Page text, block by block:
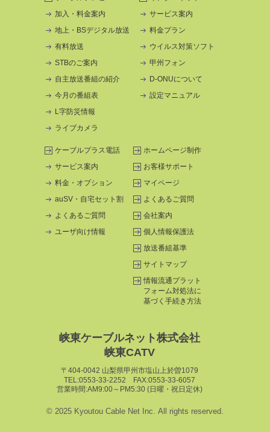
加入・料金案内
地上・BSデジタル放送
有料放送
STBのご案内
自主放送番組の紹介
今月の番組表
L字防災情報
ライブカメラ
サービス案内
料金プラン
ウイルス対策ソフト
甲州フォン
D-ONUについて
設定マニュアル
ケーブルプラス電話
サービス案内
料金・オプション
auSV・自宅セット割
よくあるご質問
ユーザ向け情報
ホームページ制作
お客様サポート
マイページ
よくあるご質問
会社案内
個人情報保護法
放送番組基準
サイトマップ
情報流通プラット
フォーム対処法に
基づく手続き方法
峡東ケーブルネット株式会社
峡東CATV
〒404-0042 山梨県甲州市塩山上於曽1079
TEL:0553-33-2252 FAX:0553-33-6057
営業時間:AM9:00～PM5:30 (日曜・祝日定休)
© 2025 Kyoutou Cable Net Inc. All rights reserved.